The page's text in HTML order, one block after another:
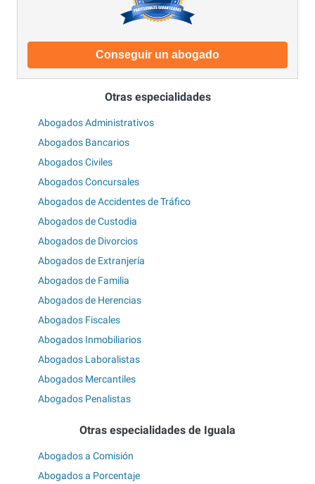
Conseguir un abogado
Otras especialidades
Abogados Administrativos
Abogados Bancarios
Abogados Civiles
Abogados Concursales
Abogados de Accidentes de Tráfico
Abogados de Custodia
Abogados de Divorcios
Abogados de Extranjería
Abogados de Familia
Abogados de Herencias
Abogados Fiscales
Abogados Inmobiliarios
Abogados Laboralistas
Abogados Mercantiles
Abogados Penalistas
Otras especialidades de Iguala
Abogados a Comisión
Abogados a Porcentaje